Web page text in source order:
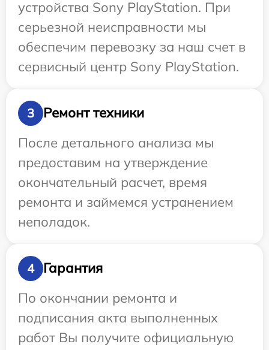
устройства Sony PlayStation. При
серьезной неисправности мы
обеспечим перевозку за наш счет в
сервисный центр Sony PlayStation.
3
Ремонт техники
После детального анализа мы
предоставим на утверждение
окончательный расчет, время
ремонта и займемся устранением
неполадок.
4
Гарантия
По окончании ремонта и
подписания акта выполненных
работ Вы получите официальную